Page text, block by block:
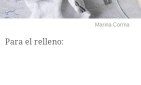
Marina Corma
Para el relleno: